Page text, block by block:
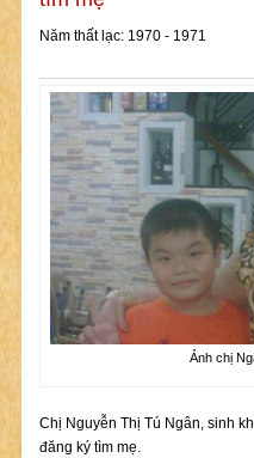
Năm thất lạc: 1970 - 1971
Ảnh chị
Chị Nguyễn Thị Tú Ngân, sinh
đăng ký tìm mẹ.